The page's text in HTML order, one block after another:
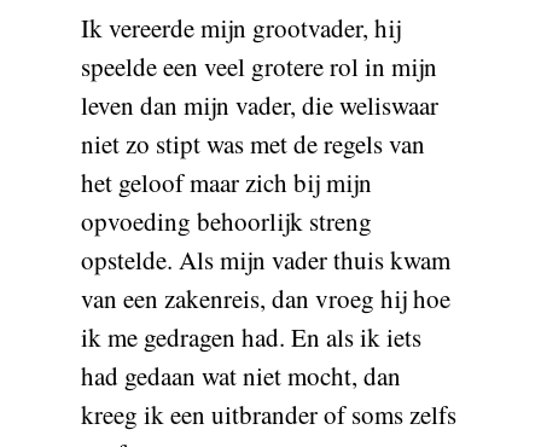
Ik vereerde mijn grootvader, hij
speelde een veel grotere rol in mijn
leven dan mijn vader, die weliswaar
niet zo stipt was met de regels van
het geloof maar zich bij mijn
opvoeding behoorlijk streng
opstelde. Als mijn vader thuis kwam
van een zakenreis, dan vroeg hij hoe
ik me gedragen had. En als ik iets
had gedaan wat niet mocht, dan
kreeg ik een uitbrander of soms zelfs